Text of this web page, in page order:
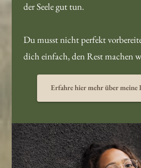
der Seele gut tun.
Du musst nicht perfekt
dich einfach, den Rest machen
Erfahre hier mehr über meine